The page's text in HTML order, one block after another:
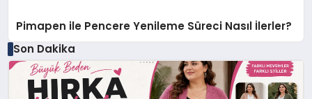
Pimapen ile Pencere Yenileme Süreci Nasıl İlerler?
Son Dakika